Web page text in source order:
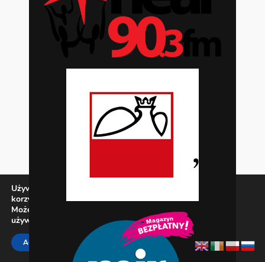
Używamy ciasteczek, aby zapewnić najlepszą jakość
korzystania z naszej witryny.
Możesz dowiedzieć się więcej o tym, jakich ciasteczek
używamy, lub wyłączyć je wustawieniach.
ACCEPT REJECT SETTINGS Zamknij panel